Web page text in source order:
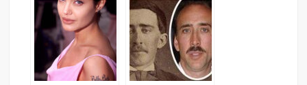
история Меган
Майер
продемонстриро
вав, что отлично
выглядеть
можно в обоих
случаях